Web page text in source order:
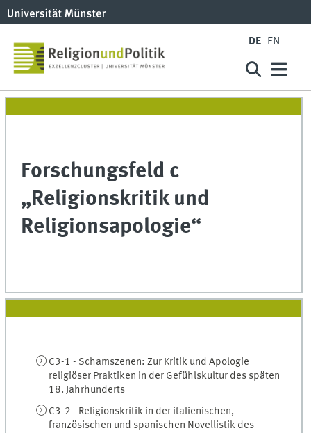
DE EN
Forschungsfeld c
„Religionskritik und
Religionsapologie“
C3-1 - Schamszenen: Zur Kritik und Apologie
religiöser Praktiken in der Gefühlskultur des späten
18. Jahrhunderts
C3-2 - Religionskritik in der italienischen,
französischen und spanischen Novellistik des